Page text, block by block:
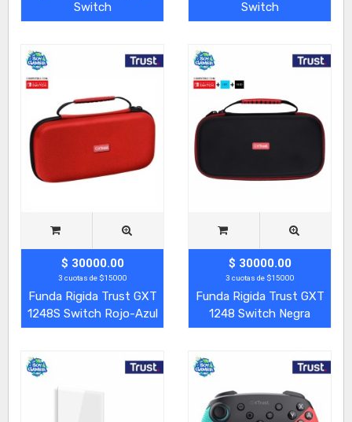
Switch
Switch
$ 30000.00
3 cuotas de $15000
Funda Rigida Trust GXT
1248S Switch Rojo-Azul
$ 30000.00
3 cuotas de $15000
Funda Rigida Trust GXT
1248 Switch Negra